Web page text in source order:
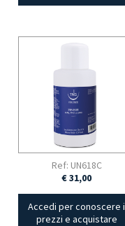
Ref: UN618C
€ 31,00
Accedi per conoscere i
prezzi e acquistare